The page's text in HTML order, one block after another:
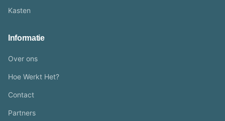
Kasten
Informatie
Over ons
Hoe Werkt Het?
Contact
Partners